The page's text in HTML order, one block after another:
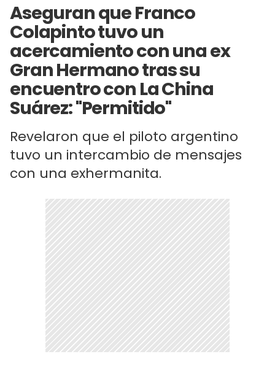
Aseguran que Franco
Colapinto tuvo un
acercamiento con una ex
Gran Hermano tras su
encuentro con La China
Suárez: "Permitido"
Revelaron que el piloto argentino
tuvo un intercambio de mensajes
con una exhermanita.